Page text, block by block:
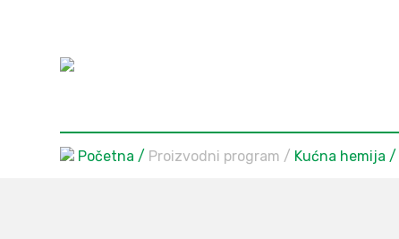
Početna Proizvodni program Kućna hemija